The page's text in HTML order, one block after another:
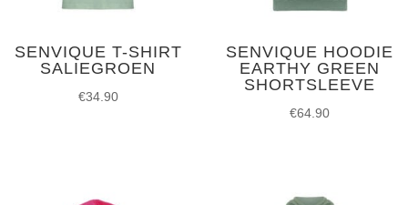
SENVIQUE T-SHIRT
SALIEGROEN
€34.90
SENVIQUE HOODIE
EARTHY GREEN
SHORTSLEEVE
€64.90